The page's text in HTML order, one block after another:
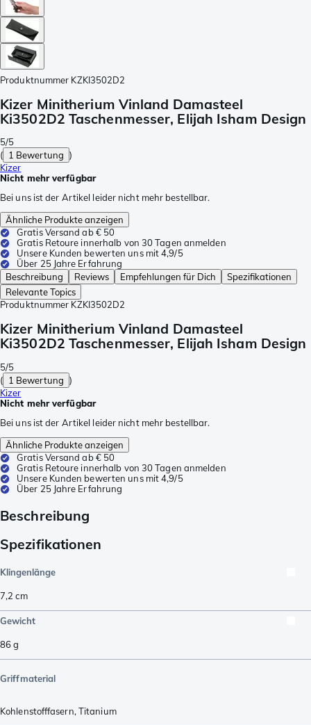
Produktnummer KZKI3502D2
Kizer Minitherium Vinland Damasteel
Ki3502D2 Taschenmesser, Elijah Isham Design
5/5
( 1 Bewertung )
Kizer
Nicht mehr verfügbar
Bei uns ist der Artikel leider nicht mehr bestellbar.
Ähnliche Produkte anzeigen
Gratis Versand ab € 50
Gratis Retoure innerhalb von 30 Tagen anmelden
Unsere Kunden bewerten uns mit 4,9/5
Über 25 Jahre Erfahrung
Beschreibung
Reviews Empfehlungen für Dich
Spezifikationen
Relevante Topics
Produktnummer KZKI3502D2
Kizer Minitherium Vinland Damasteel
Ki3502D2 Taschenmesser, Elijah Isham Design
5/5
( 1 Bewertung )
Kizer
Nicht mehr verfügbar
Bei uns ist der Artikel leider nicht mehr bestellbar.
Ähnliche Produkte anzeigen
Gratis Versand ab € 50
Gratis Retoure innerhalb von 30 Tagen anmelden
Unsere Kunden bewerten uns mit 4,9/5
Über 25 Jahre Erfahrung
Beschreibung
Spezifikationen
Klingenlänge
7,2 cm
Gewicht
86g
Griffmaterial
Kohlenstofffasern, Titanium